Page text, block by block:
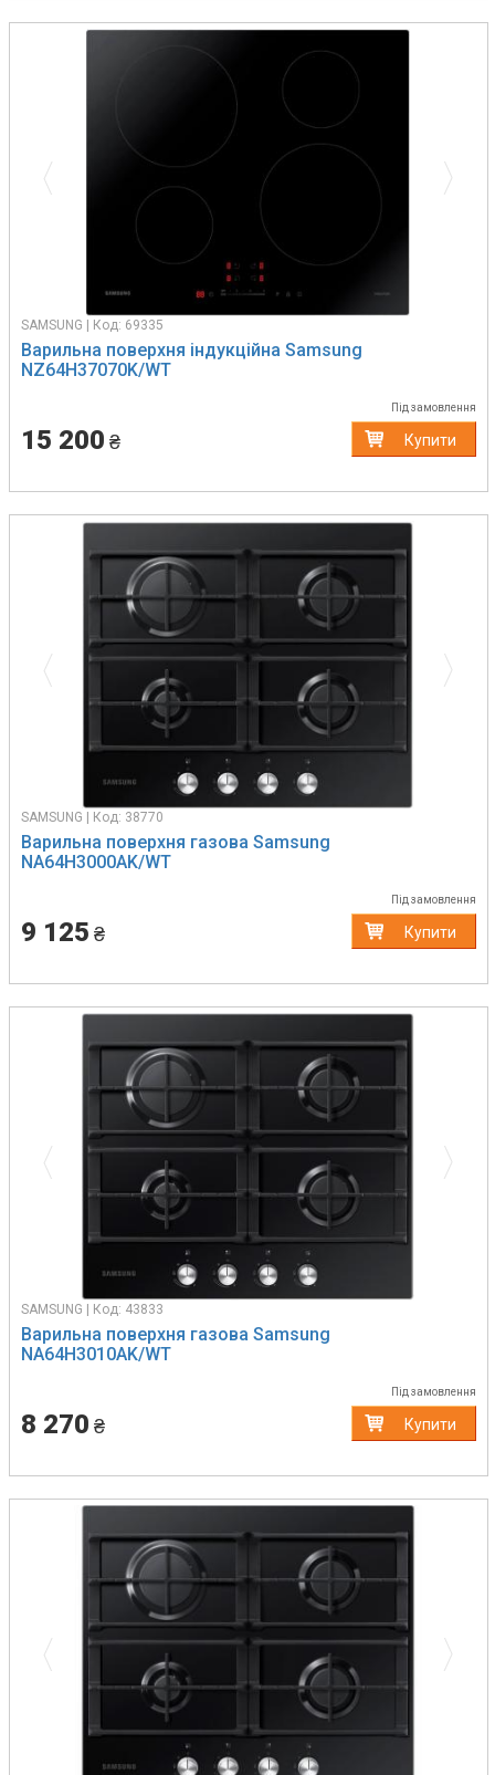
SAMSUNG | Код: 69335
Варильна поверхня індукційна Samsung
NZ64H37070K/WT
Під замовлення
15 200 ₴ Купити
Previous
SAMSUNG | Код: 38770
Варильна поверхня газова Samsung
NA64H3000AK/WT
Під замовлення
9 125 ₴ Купити
Previous
SAMSUNG | Код: 43833
Варильна поверхня газова Samsung
NA64H3010AK/WT
Під замовлення
8 270 ₴ Купити
Previous